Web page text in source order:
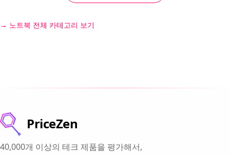
노트북 전체 카테고리 보기
PriceZen
40,000개 이상의 테크 제품을 평가해서,